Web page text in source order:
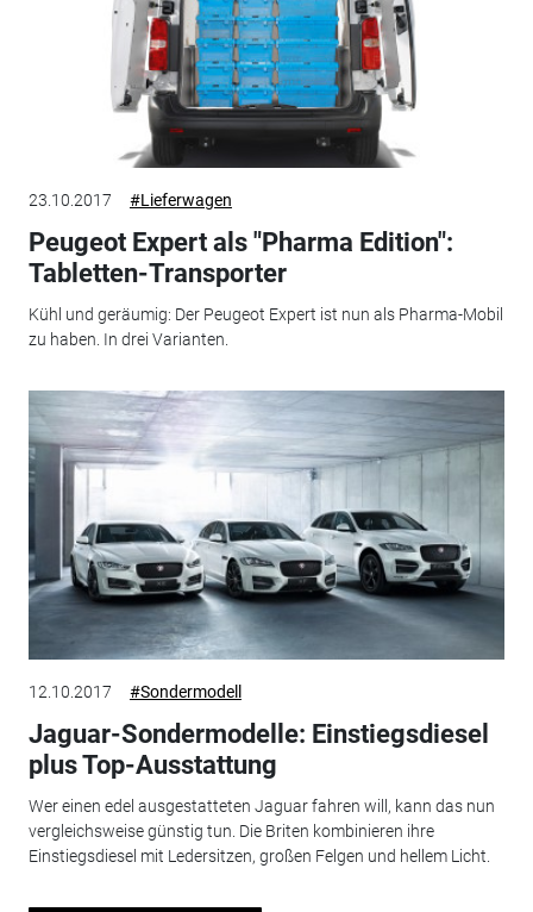
23.10.2017 #Lieferwagen
Peugeot Expert als "Pharma Edition":
Tabletten-Transporter
Kühl und geräumig: Der Peugeot Expert ist nun als Pharma-Mobil
zu haben. In drei Varianten.
12.10.2017 #Sondermodell
Jaguar-Sondermodelle: Einstiegsdiesel
plus Top-Ausstattung
Wer einen edel ausgestatteten Jaguar fahren will, kann das nun
vergleichsweise günstig tun. Die Briten kombinieren ihre
Einstiegsdiesel mit Ledersitzen, großen Felgen und hellem Licht.